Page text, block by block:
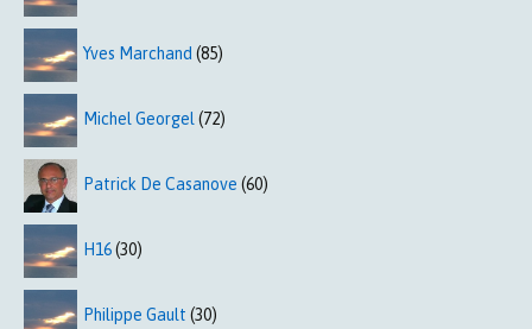
Yves Marchand (85)
Michel Georgel (72)
Patrick De Casanove (60)
H16(30)
Philippe Gault (30)